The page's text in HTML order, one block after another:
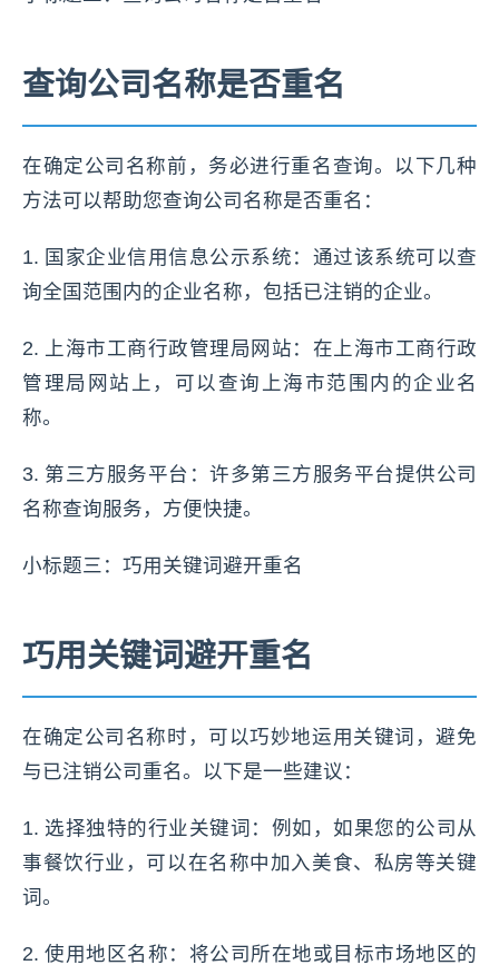
查询公司名称是否重名
在确定公司名称前，务必进行重名查询。以下几种
方法可以帮助您查询公司名称是否重名：
1. 国家企业信用信息公示系统：通过该系统可以查
询全国范围内的企业名称，包括已注销的企业。
2. 上海市工商行政管理局网站：在上海市工商行政
管理局网站上，可以查询上海市范围内的企业名
称。
3. 第三方服务平台：许多第三方服务平台提供公司
名称查询服务，方便快捷。
小标题三：巧用关键词避开重名
巧用关键词避开重名
在确定公司名称时，可以巧妙地运用关键词，避免
与已注销公司重名。以下是一些建议：
1. 选择独特的行业关键词：例如，如果您的公司从
事餐饮行业，可以在名称中加入美食、私房等关键
词。
2. 使用地区名称：将公司所在地或目标市场地区的